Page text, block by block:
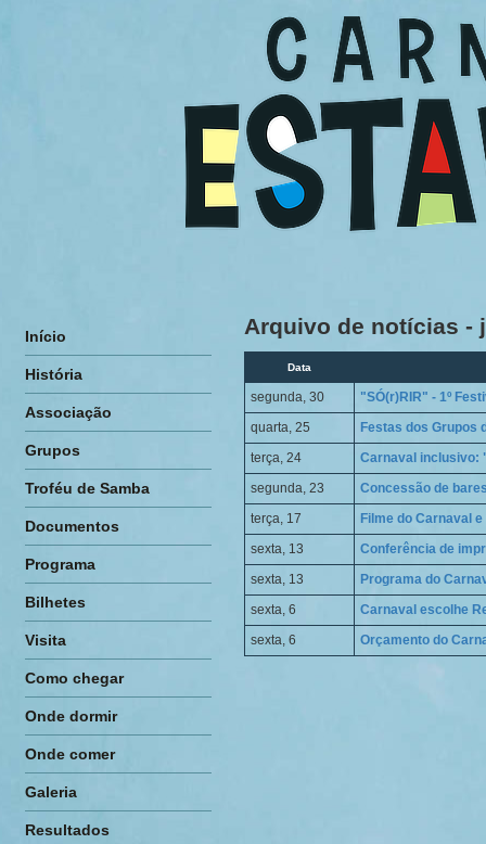
Início
História
Associação
Grupos
Troféu de Samba
Documentos
Programa
Bilhetes
Visita
Como chegar
Onde dormir
Onde comer
Galeria
Resultados
Arquivo de notícias -
Data
segunda, 30
"SÓ(r)RIR" - 1º
quarta, 25
Festas dos Grupos
terça, 24
Carnaval inclusivo:
segunda, 23
Concessão de
terça, 17
Filme do Carnaval
sexta, 13
Conferência de
sexta, 13
Programa do
sexta, 6
Carnaval escolhe
sexta, 6
Orçamento do